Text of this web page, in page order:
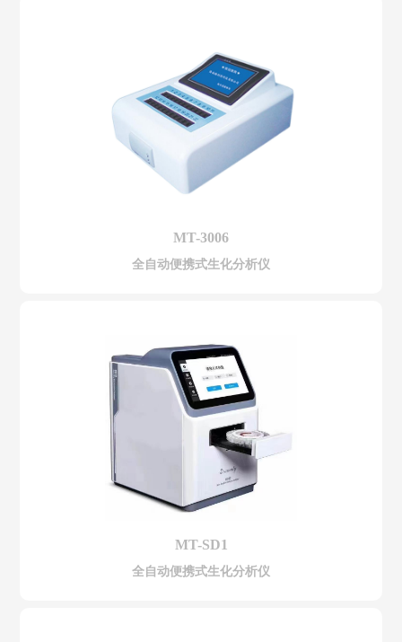
MT-3006
全自动便携式生化分析仪
MT-SD1
全自动便携式生化分析仪